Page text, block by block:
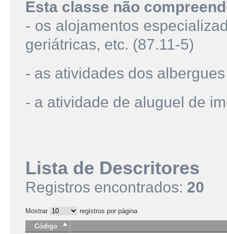
Esta classe não
- os alojamentos
geriátricas, etc. (87.11-5)
- as atividades dos
- a atividade de aluguel de
Lista de Descritores
Registros encontrados: 20
Mostrar
registros por página
Código